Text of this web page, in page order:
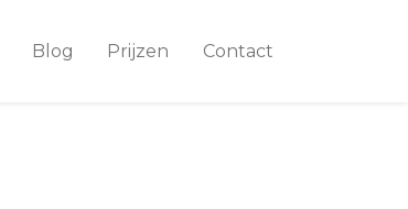
Blog Prijzen Contact